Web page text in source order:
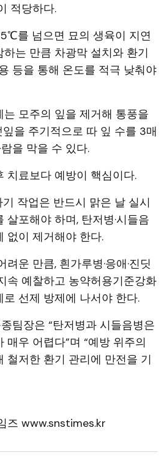
적당하다.
를 넘으면 묘의 생육이 지연
는 만큼 차광막 설치와 환기
등을 통해 온도를 적극 낮춰야
모주의 잎을 제거해 통풍을
을 주기적으로 따 잎 수를 3매
을 막을 수 있다.
치료보다 예방이 핵심이다.
기 작업은 반드시 맑은 날 실시
포해야 하며, 탄저병·시들음
없이 제거해야 한다.
운 만큼, 흰가루병·응애·진딧
속 예찰하고 농약허용기준강화
선제 방제에 나서야 한다.
팀장은 “탄저병과 시들음병은
매우 어렵다”며 “예방 위주의
철저한 환기 관리에 만전을 기
즈 www.snstimes.kr